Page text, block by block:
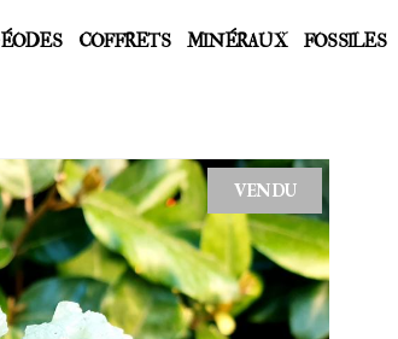
COFFRETS MINÉRAUX FOSSILES
VENDU